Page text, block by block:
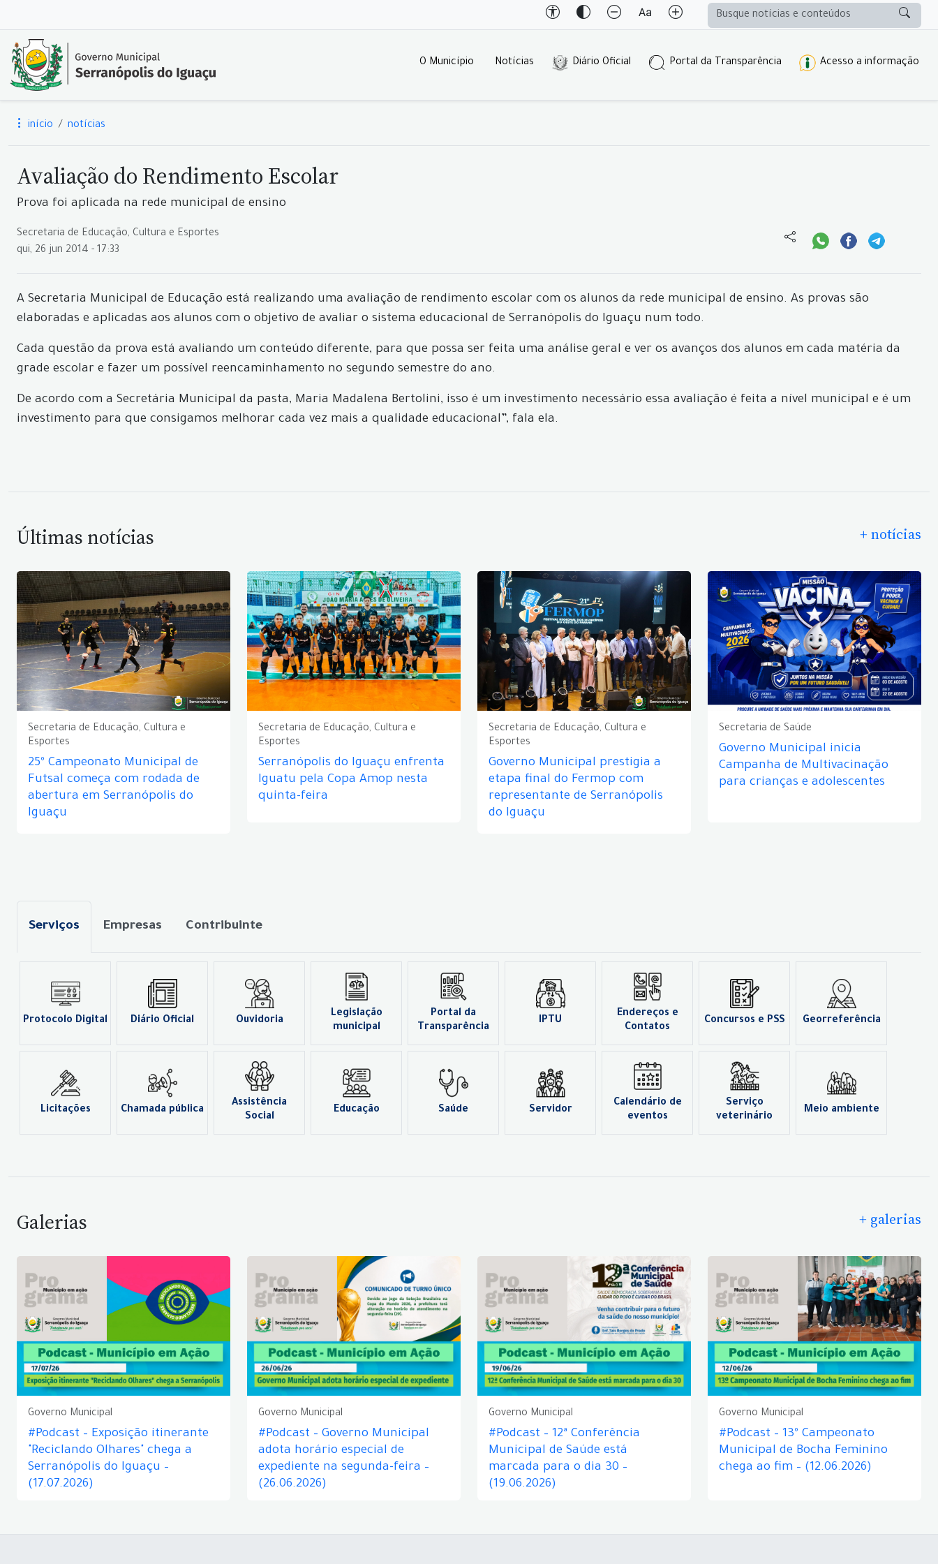
O Município Notícias Diário Oficial Portal da Transparência Acesso a informação
início notícias
Avaliação do Rendimento Escolar
Prova foi aplicada na rede municipal de ensino
Secretaria de Educação, Cultura e Esportes
qui, 26 jun 2014 - 17:33
A Secretaria Municipal de Educação está realizando uma avaliação de rendimento escolar com os alunos da rede municipal de ensino. As provas são
elaboradas e aplicadas aos alunos com o objetivo de avaliar o sistema educacional de Serranópolis do Iguaçu num todo.
Cada questão da prova está avaliando um conteúdo diferente, para que possa ser feita uma análise geral e ver os avanços dos alunos em cada matéria da
grade escolar e fazer um possível reencaminhamento no segundo semestre do ano.
De acordo com a Secretária Municipal da pasta, Maria Madalena Bertolini, isso é um investimento necessário essa avaliação é feita a nível municipal e é um
investimento para que consigamos melhorar cada vez mais a qualidade educacional”, fala ela.
Últimas notícias + notícias
Secretaria de Educação, Cultura e
Esportes
25º Campeonato Municipal de
Futsal começa com rodada de
abertura em Serranópolis do
Iguaçu
Secretaria de Educação, Cultura e
Esportes
Serranópolis do Iguaçu enfrenta
Iguatu pela Copa Amop nesta
quinta-feira
Secretaria de Educação, Cultura e
Esportes
Governo Municipal prestigia a
etapa final do Fermop com
representante de Serranópolis
do Iguaçu
Secretaria de Saúde
Governo Municipal inicia
Campanha de Multivacinação
para crianças e adolescentes
Serviços Empresas Contribuinte
Protocolo Digital Diário Oficial Ouvidoria
Legislação
municipal
Portal da
Transparência
IPTU
Endereços e
Contatos
Concursos e PSS Georreferência
Licitações Chamada pública
Assistência
Social
Educação Saúde Servidor
Calendário de
eventos
Serviço
veterinário
Meio ambiente
Galerias + galerias
Governo Municipal
#Podcast – Exposição itinerante
"Reciclando Olhares" chega a
Serranópolis do Iguaçu –
(17.07.2026)
Governo Municipal
#Podcast – Governo Municipal
adota horário especial de
expediente na segunda-feira –
(26.06.2026)
Governo Municipal
#Podcast – 12ª Conferência
Municipal de Saúde está
marcada para o dia 30 –
(19.06.2026)
Governo Municipal
#Podcast – 13º Campeonato
Municipal de Bocha Feminino
chega ao fim – (12.06.2026)